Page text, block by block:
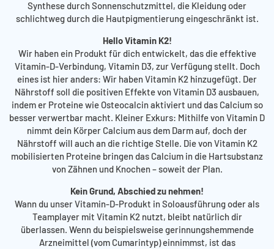
Synthese durch Sonnenschutzmittel, die Kleidung oder
schlichtweg durch die Hautpigmentierung eingeschränkt ist.
Hello Vitamin K2!
Wir haben ein Produkt für dich entwickelt, das die effektive
Vitamin-D-Verbindung, Vitamin D3, zur Verfügung stellt. Doch
eines ist hier anders: Wir haben Vitamin K2 hinzugefügt. Der
Nährstoff soll die positiven Effekte von Vitamin D3 ausbauen,
indem er Proteine wie Osteocalcin aktiviert und das Calcium so
besser verwertbar macht. Kleiner Exkurs: Mithilfe von Vitamin D
nimmt dein Körper Calcium aus dem Darm auf, doch der
Nährstoff will auch an die richtige Stelle. Die von Vitamin K2
mobilisierten Proteine bringen das Calcium in die Hartsubstanz
von Zähnen und Knochen – soweit der Plan.
Kein Grund, Abschied zu nehmen!
Wann du unser Vitamin-D-Produkt in Soloausführung oder als
Teamplayer mit Vitamin K2 nutzt, bleibt natürlich dir
überlassen. Wenn du beispielsweise gerinnungshemmende
Arzneimittel (vom Cumarintyp) einnimmst, ist das